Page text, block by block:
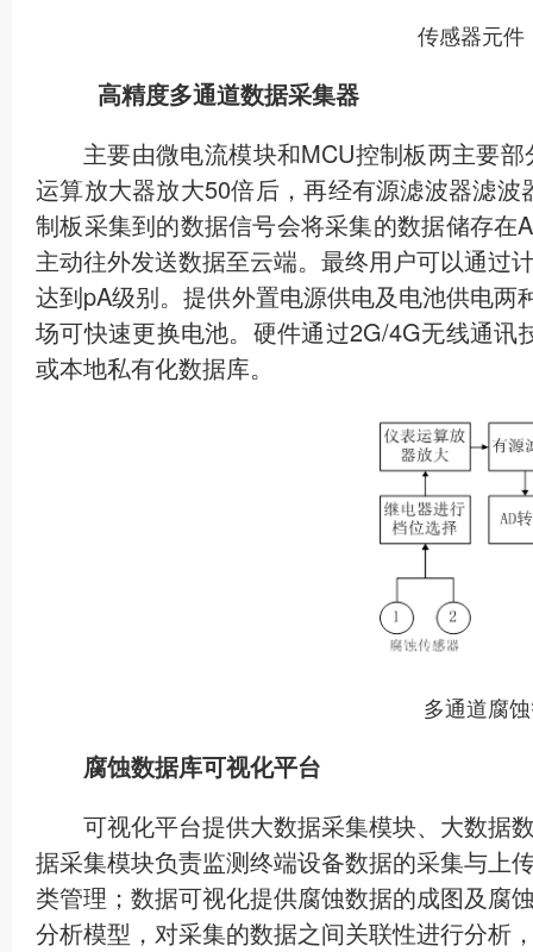
传感器元件
高精度多通道数据采集器
主要由微电流模块和MCU控制板两主要
运算放大器放大50倍后，再经有源滤波器滤
制板采集到的数据信号会将采集的数据储存
主动往外发送数据至云端。最终用户可以通过
达到pA级别。提供外置电源供电及电池供电
场可快速更换电池。硬件通过2G/4G无线通
或本地私有化数据库。
多通道腐
腐蚀数据库可视化平台
可视化平台提供大数据采集模块、大数据
据采集模块负责监测终端设备数据的采集与上
类管理；数据可视化提供腐蚀数据的成图及腐
分析模型，对采集的数据之间关联性进行分析